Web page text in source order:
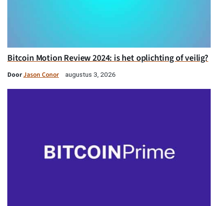
Bitcoin Motion Review 2024: is het oplichting of veilig?
DoorJason Conor augustus 3, 2026